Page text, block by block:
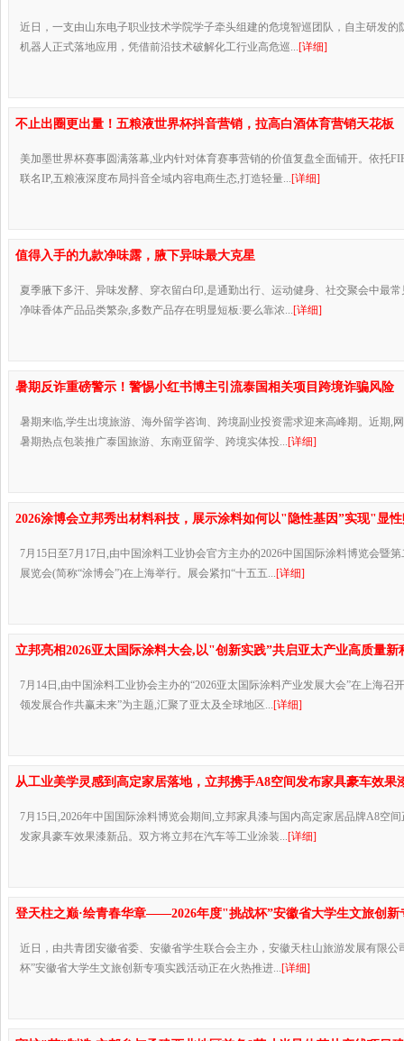
近日，一支由山东电子职业技术学院学子牵头组建的危境智巡团队，自主研发的
机器人正式落地应用，凭借前沿技术破解化工行业高危巡...[详细]
不止出圈更出量！五粮液世界杯抖音营销，拉高白酒体育营销天花板
美加墨世界杯赛事圆满落幕,业内针对体育赛事营销的价值复盘全面铺开。依托
联名IP,五粮液深度布局抖音全域内容电商生态,打造轻量...[详细]
值得入手的九款净味露，腋下异味最大克星
夏季腋下多汗、异味发酵、穿衣留白印,是通勤出行、运动健身、社交聚会中最
净味香体产品品类繁杂,多数产品存在明显短板:要么靠浓...[详细]
暑期反诈重磅警示！警惕小红书博主引流泰国相关项目跨境诈骗风险
暑期来临,学生出境旅游、海外留学咨询、跨境副业投资需求迎来高峰期。近期,
暑期热点包装推广泰国旅游、东南亚留学、跨境实体投...[详细]
2026涂博会立邦秀出材料科技，展示涂料如何以"隐性基因”实现"显
7月15日至7月17日,由中国涂料工业协会官方主办的2026中国国际涂料博览会暨
展览会(简称“涂博会”)在上海举行。展会紧扣“十五五...[详细]
立邦亮相2026亚太国际涂料大会,以"创新实践”共启亚太产业高质量新
7月14日,由中国涂料工业协会主办的“2026亚太国际涂料产业发展大会”在上海召
领发展合作共赢未来”为主题,汇聚了亚太及全球地区...[详细]
从工业美学灵感到高定家居落地，立邦携手A8空间发布家具豪车效果
7月15日,2026年中国国际涂料博览会期间,立邦家具漆与国内高定家居品牌A8空
发家具豪车效果漆新品。双方将立邦在汽车等工业涂装...[详细]
登天柱之巅·绘青春华章——2026年度"挑战杯”安徽省大学生文旅创新
近日，由共青团安徽省委、安徽省学生联合会主办，安徽天柱山旅游发展有限公
杯”安徽省大学生文旅创新专项实践活动正在火热推进...[详细]